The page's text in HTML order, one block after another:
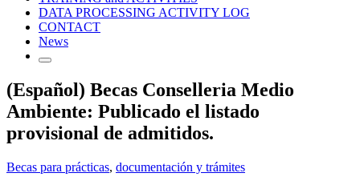
DATA PROCESSING ACTIVITY LOG
CONTACT
News
(Español) Becas Conselleria Medio
Ambiente: Publicado el listado
provisional de admitidos.
Becas para prácticas, documentación y trámites